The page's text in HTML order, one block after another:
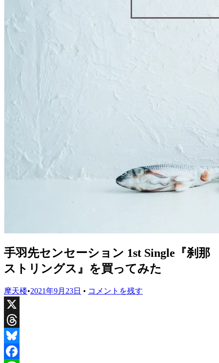
手羽先センセーション 1st Single『刹那
ストリングス』を買ってみた
摩天楼•2021年9月23日 • コメントを残す
X
Threads
Bluesky